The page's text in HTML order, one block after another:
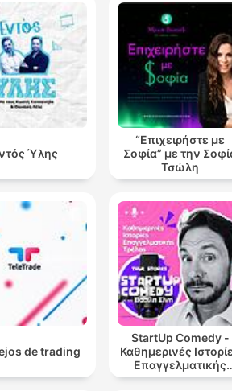
Ύλης
“Επιχειρήστε με
Σοφία” με την
Τσώλη
de trading
StartUp Comedy -
Καθημερινές
Επαγγελματικής
Τρέλας